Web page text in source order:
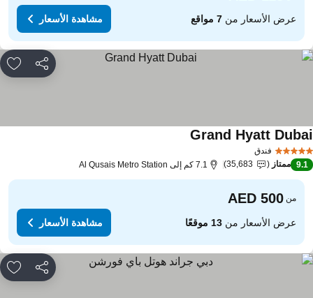
عرض الأسعار من7 مواقع مشاهدة الأسعار
مشاركة
فندق
Grand Hyatt
9.1 ممتاز 35,683 7.1 كم إلى Al Qusais Metro Station
من
عرض الأسعار من13 موقعًا مشاهدة الأسعار
مشاركة